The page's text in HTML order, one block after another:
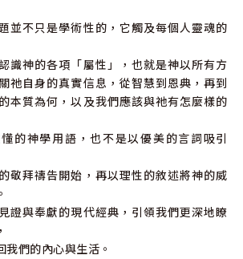
並不只是學術性的，它觸及每個人靈魂的
識神的各項「屬性」，也就是神以所有方
祂自身的真實信息，從智慧到恩典，再到
本質為何，以及我們應該與祂有怎麼樣的
的神學用語，也不是以優美的言詞吸引
敬拜禱告開始，再以理性的敘述將神的威
證與奉獻的現代經典，引領我們更深地瞭
們的內心與生活。